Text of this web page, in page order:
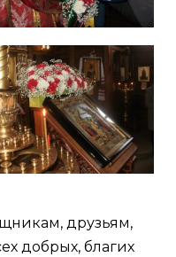
друзьям,
добрых, благих